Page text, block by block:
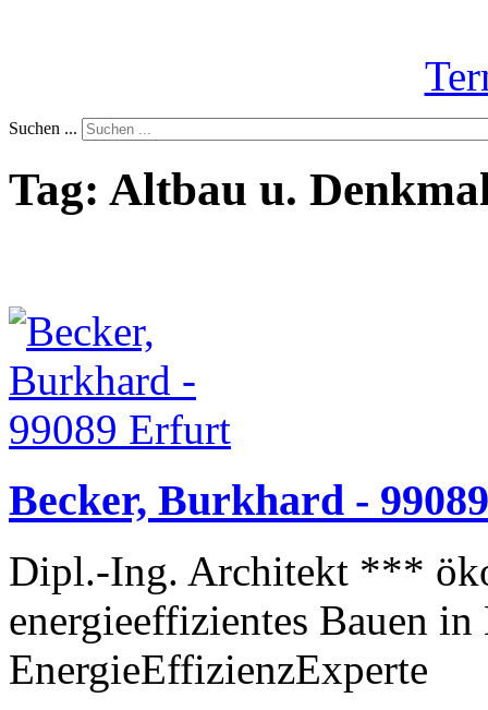
Suchen ...
Tag: Altbau u.
Becker, Burkhard -
Dipl.-Ing. Architekt ***
energieeffizientes Bauen
EnergieEffizienzExperte